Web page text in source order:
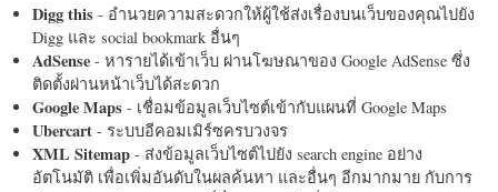
Digg this - อำนวยความสะดวกให้ผู้ใช้ส่งเรื่องบนเว็บของคุณไปยัง
Digg และ social bookmark อื่นๆ
AdSense - หารายได้เข้าเว็บ ผ่านโฆษณาของ Google AdSense ซึ่ง
ติดตั้งผ่านหน้าเว็บได้สะดวก
Google Maps - เชื่อมข้อมูลเว็บไซต์เข้ากับแผนที่ Google Maps
Ubercart - ระบบอีคอมเมิร์ซครบวงจร
XML Sitemap - ส่งข้อมูลเว็บไซต์ไปยัง search engine อย่าง
อัตโนมัติ เพื่อเพิ่มอันดับในผลค้นหา และอื่นๆ อีกมากมาย กับการ